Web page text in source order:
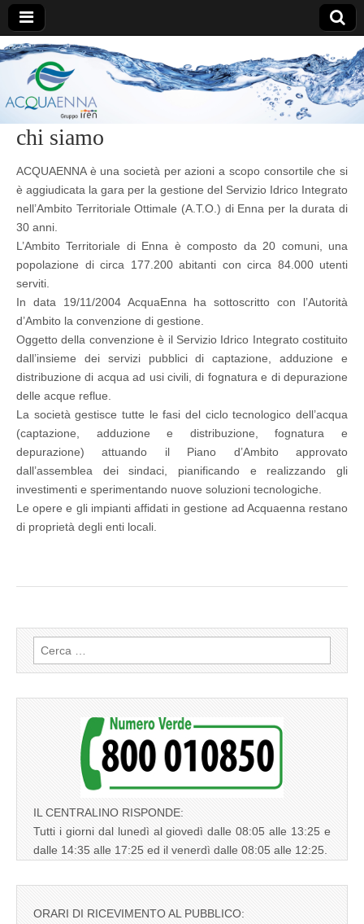
AcquaEnna
chi siamo
ACQUAENNA è una società per azioni a scopo consortile che si
è aggiudicata la gara per la gestione del Servizio Idrico Integrato
nell’Ambito Territoriale Ottimale (A.T.O.) di Enna per la durata di
30 anni.
L’Ambito Territoriale di Enna è composto da 20 comuni, una
popolazione di circa 177.200 abitanti con circa 84.000 utenti
serviti.
In data 19/11/2004 AcquaEnna ha sottoscritto con l’Autorità
d’Ambito la convenzione di gestione.
Oggetto della convenzione è il Servizio Idrico Integrato costituito
dall’insieme dei servizi pubblici di captazione, adduzione e
distribuzione di acqua ad usi civili, di fognatura e di depurazione
delle acque reflue.
La società gestisce tutte le fasi del ciclo tecnologico dell’acqua
(captazione, adduzione e distribuzione, fognatura e
depurazione) attuando il Piano d’Ambito approvato
dall’assemblea dei sindaci, pianificando e realizzando gli
investimenti e sperimentando nuove soluzioni tecnologiche.
Le opere e gli impianti affidati in gestione ad Acquaenna restano
di proprietà degli enti locali.
Ricerca
per:
IL CENTRALINO RISPONDE:
Tutti i giorni dal lunedì al giovedì dalle 08:05 alle 13:25 e
dalle 14:35 alle 17:25 ed il venerdì dalle 08:05 alle 12:25.
ORARI DI RICEVIMENTO AL PUBBLICO: